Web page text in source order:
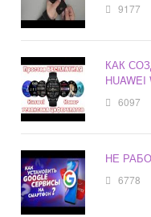
9177
КАК
HUAWEI
6097
НЕ
6778